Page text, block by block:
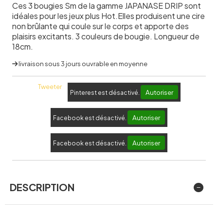
Ces 3 bougies Sm de la gamme JAPANASE DRIP sont
idéales pour les jeux plus Hot.Elles produisent une cire
non brûlante qui coule sur le corps et apporte des
plaisirs excitants. 3 couleurs de bougie. Longueur de
18cm.
livraison sous 3 jours ouvrable en moyenne
Tweeter
Pinterest est désactivé. Autoriser
Facebook est désactivé. Autoriser
Facebook est désactivé. Autoriser
DESCRIPTION